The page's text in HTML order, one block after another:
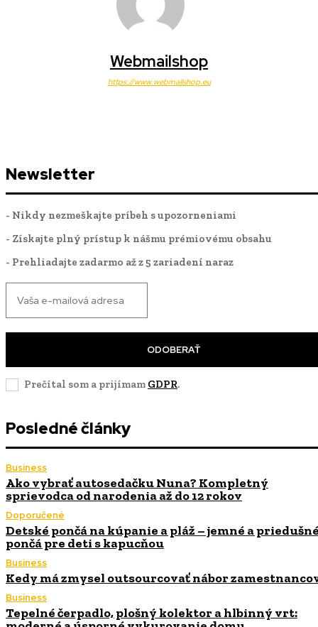
Webmailshop
https://www.webmailshop.eu
Newsletter
- Nikdy nezmeškajte príbeh s upozorneniami
- Získajte plný prístup k nášmu prémiovému obsahu
- Prehliadajte zadarmo až z 5 zariadení naraz
ODOBERAŤ
Prečítal som a prijímam GDPR.
Posledné články
Business
Ako vybrať autosedačku Nuna? Kompletný
sprievodca od narodenia až do 12 rokov
Doporučené
Detské pončá na kúpanie a pláž – jemné a
pončá pre deti s kapucňou
Business
Kedy má zmysel outsourcovať nábor
Business
Tepelné čerpadlo, plošný kolektor a hlbinný vrt: